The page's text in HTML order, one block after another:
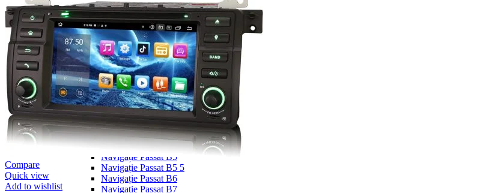
Navigație Ford Focus 1
Navigație Ford Focus 2
Navigație Ford Focus MK3
Navigație Ford Mondeo MK3
Navigație Ford Mondeo MK4
Navigație Ford Transit
Mercedes
Navigație Mercedes C Class W203
Navigație Mercedes C Class W204
Navigație Mercedes W203
Navigație Mercedes W204
Navigație Mercedes W211
Navigație Mercedes Sprinter
Passat
Navigație Passat B5
Navigație Passat B5 5
Navigație Passat B6
Navigație Passat B7
Compare
Quick view
Add to wishlist